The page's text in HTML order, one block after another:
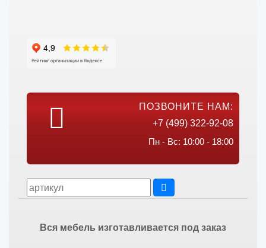
ПОЗВОНИТЕ НАМ:
+7 (499) 322-92-08
Пн - Вс: 10:00 - 18:00
Вся мебель изготавливается под заказ